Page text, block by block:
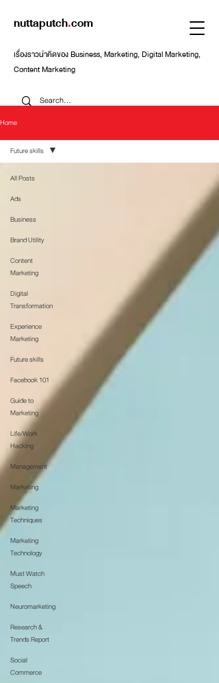
nuttaputch.com
เรื่องราวน่าคิดของ Business, Marketing, Digital Marketing,
Content Marketing
Home
All Posts
Ads
Business
Brand Utility
Content
Marketing
Digital
Transformation
Experience
Marketing
Future skills
Facebook 101
Guide to
Marketing
Life/Work
Hacking
Management
Marketing
Marketing
Techniques
Marketing
Technology
Must Watch
Speech
Neuromarketing
Research &
Trends Report
Social
Commerce
Future skills